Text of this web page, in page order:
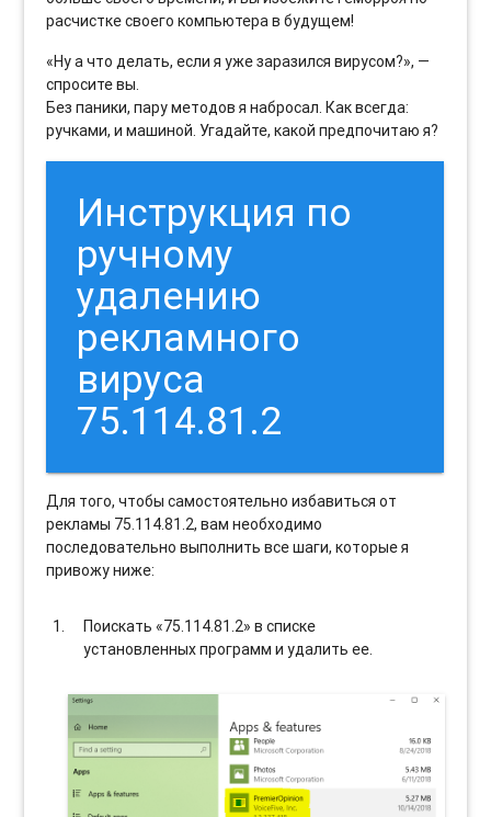
расчистке своего компьютера в будущем!
«Ну а что делать, если я уже заразился вирусом?», —
спросите вы.
Без паники, пару методов я набросал. Как всегда:
ручками, и машиной. Угадайте, какой предпочитаю я?
Инструкция по
ручному
удалению
рекламного
вируса
75.114.81.2
Для того, чтобы самостоятельно избавиться от
рекламы 75.114.81.2, вам необходимо
последовательно выполнить все шаги, которые я
привожу ниже:
Поискать «75.114.81.2» в списке
установленных программ и удалить ее.